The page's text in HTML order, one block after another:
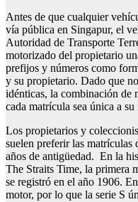
Antes de que cualquier
vía pública en Singapur, el
Autoridad de Transporte
motorizado del propietario
prefijos y números como
y su propietario. Dado que
idénticas, la combinación de
cada matrícula sea única a su
Los propietarios y
suelen preferir las matrículas
años de antigüedad. En la
The Straits Time, la primera
se registró en el año 1906.
motor, por lo que la serie S